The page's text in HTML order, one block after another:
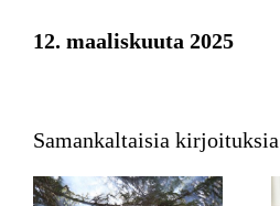
12. maaliskuuta 2025
Samankaltaisia kirjoituksia